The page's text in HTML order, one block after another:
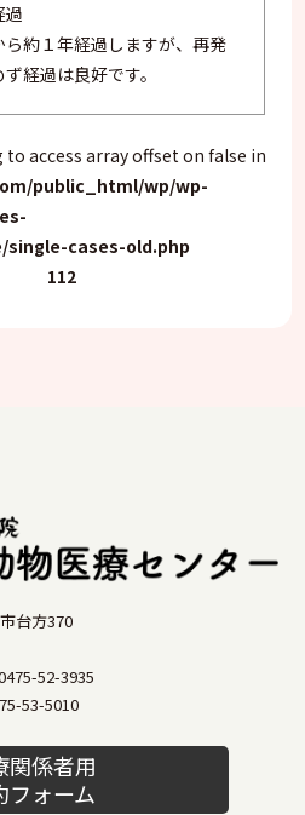
過
ら約１年経過しますが、再発
ず経過は良好です。
to access array offset on false in
public_html/wp/wp-
single-cases-old.php
112
台方370
52-3935
53-5010
関係者用
フォーム